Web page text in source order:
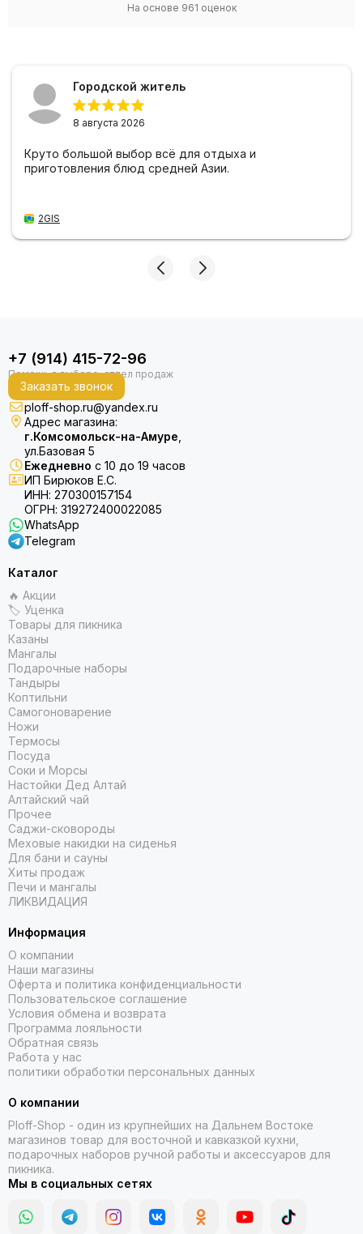
На основе 961 оценок
Городской житель
8 августа 2026
Круто большой выбор всё для отдыха и
приготовления блюд средней Азии.
2GIS
+7 (914) 415-72-96
Заказать звонок
ploff-shop.ru@yandex.ru
Адрес магазина:
г.Комсомольск-на-Амуре
ул.Базовая 5
Ежедневно с 10 до 19 часов
ИП Бирюков Е.С.
ИНН: 270300157154
ОГРН: 319272400022085
WhatsApp
Telegram
Каталог
🔥 Акции
🏷 Уценка
Товары для пикника
Казаны
Мангалы
Подарочные наборы
Тандыры
Коптильни
Самогоноварение
Ножи
Термосы
Посуда
Соки и Морсы
Настойки Дед Алтай
Алтайский чай
Прочее
Саджи-сковороды
Меховые накидки на сиденья
Для бани и сауны
Хиты продаж
Печи и мангалы
ЛИКВИДАЦИЯ
Информация
О компании
Наши магазины
Оферта и политика конфиденциальности
Пользовательское соглашение
Условия обмена и возврата
Программа лояльности
Обратная связь
Работа у нас
политики обработки персональных данных
О компании
Ploff-Shop - один из крупнейших на Дальнем Востоке
магазинов товар для восточной и кавказкой кухни,
подарочных наборов ручной работы и аксессуаров для
пикника.
Мы в социальных сетях